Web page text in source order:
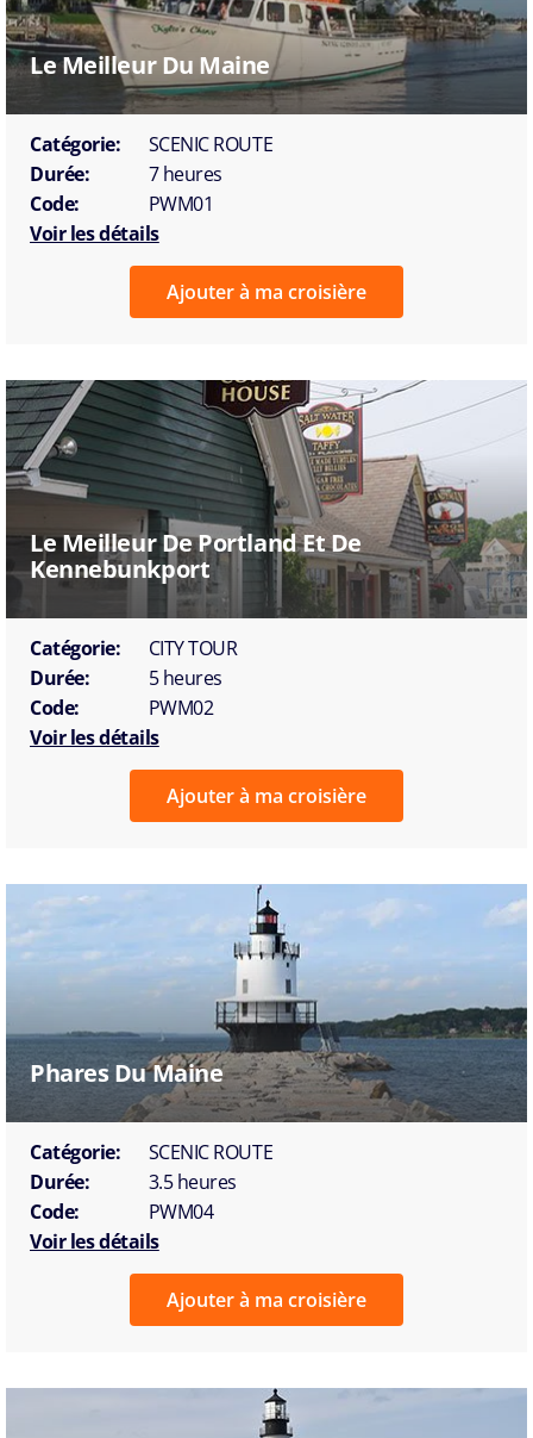
Le Meilleur Du Maine
Catégorie:
SCENIC ROUTE
Durée:
7 heures
Code:
PWM01
Voir les détails
Ajouter à ma croisière
Le Meilleur De Portland Et De
Kennebunkport
Catégorie:
CITY TOUR
Durée:
5 heures
Code:
PWM02
Voir les détails
Ajouter à ma croisière
Phares Du Maine
Catégorie:
SCENIC ROUTE
Durée:
3.5 heures
Code:
PWM04
Voir les détails
Ajouter à ma croisière